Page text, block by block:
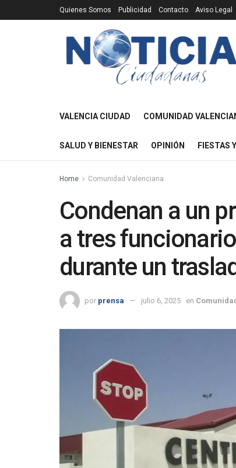
Quienes Somos Publicidad Contacto Aviso Legal
VALENCIA CIUDAD COMUNIDAD
SALUD Y BIENESTAR OPINIÓN FIESTAS
Home Comunidad Valenciana
Condenan a un
a tres
durante un
por prensa julio 6, 2025 en